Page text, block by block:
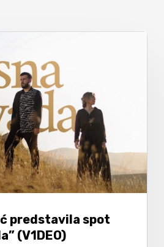
predstavila spot
(V1DEO)